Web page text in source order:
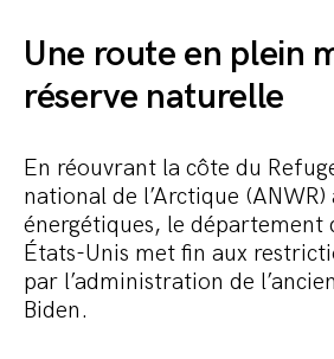
Une route en plein
réserve naturelle
En réouvrant la côte du
national de l’Arctique
énergétiques, le département
États-Unis met fin aux
par l’administration de
Biden.